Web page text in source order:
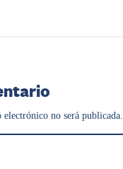
no será publicada.